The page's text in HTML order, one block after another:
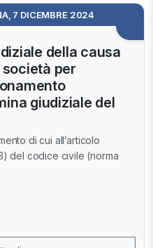
7 DICEMBRE 2024
della causa
per
giudiziale del
di cui all’articolo
del codice civile (norma